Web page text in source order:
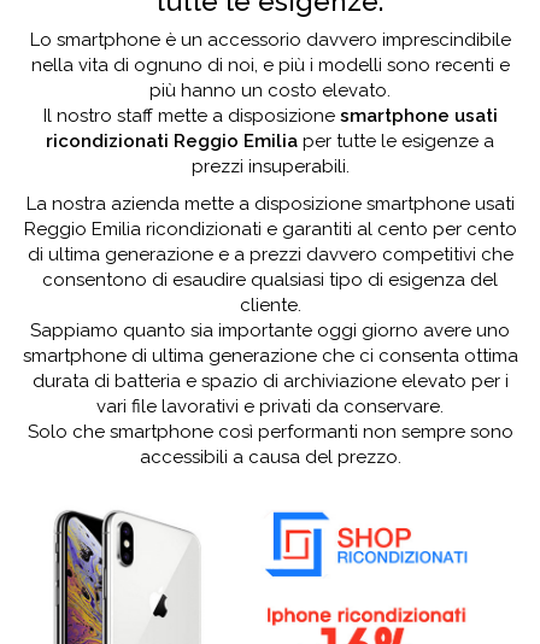
Lo smartphone è un accessorio davvero imprescindibile
nella vita di ognuno di noi, e più i modelli sono recenti e
più hanno un costo elevato.
Il nostro staff mette a disposizione smartphone usati
ricondizionati Reggio Emilia per tutte le esigenze a
prezzi insuperabili.
La nostra azienda mette a disposizione smartphone usati
Reggio Emilia ricondizionati e garantiti al cento per cento
di ultima generazione e a prezzi davvero competitivi che
consentono di esaudire qualsiasi tipo di esigenza del
cliente.
Sappiamo quanto sia importante oggi giorno avere uno
smartphone di ultima generazione che ci consenta ottima
durata di batteria e spazio di archiviazione elevato per i
vari file lavorativi e privati da conservare.
Solo che smartphone così performanti non sempre sono
accessibili a causa del prezzo.